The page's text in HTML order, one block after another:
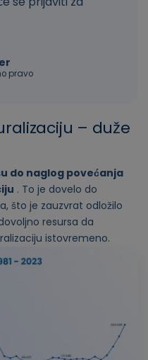
pravo
– duže
do naglog povećanja
. To je dovelo do
što je zauzvrat odložilo
resursa da
istovremeno.